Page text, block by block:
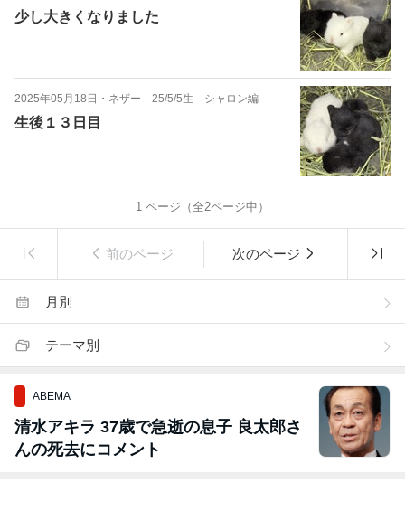
少し大きくなりました
2025年05月18日 ・ ネザー 25/5/5生 シャロン編
生後１３日目
1 ページ（全2ページ中）
前のページ 次のページ
月別
テーマ別
ABEMA
清水アキラ 37歳で急逝の息子 良太郎さ
んの死去にコメント